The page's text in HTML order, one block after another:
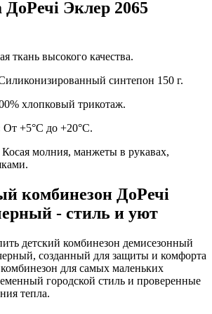
ДоРечі Эклер 2065
ткань высокого качества.
синтепон 150 г.
хлопковый трикотаж.
От +5°C до +20°C.
Косая молния, манжеты в рукавах,
комбинезон ДоРечі
- стиль и уют
детский комбинезон демисезонный
созданный для защиты и комфорта
для самых маленьких
городской стиль и проверенные
тепла.